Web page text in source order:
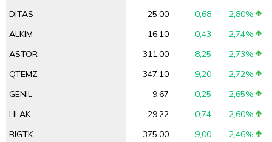
DITAS
25,00 0,68
2,80%
ALKIM
16,10 0,43
2,74%
ASTOR
311,00 8,25
2,73%
QTEMZ
347,10 9,20
2,72%
GENIL
9,67 0,25
2,65%
LILAK
29,22 0,74
2,60%
BIGTK
375,00 9,00
2,46%